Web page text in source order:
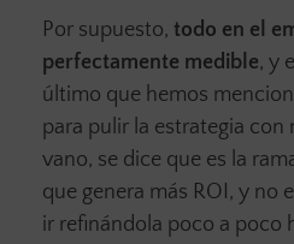
Por supuesto, todo en el
perfectamente medible, y
último que hemos
para pulir la estrategia con
vano, se dice que es la
que genera más ROI, y no
ir refinándola poco a poco